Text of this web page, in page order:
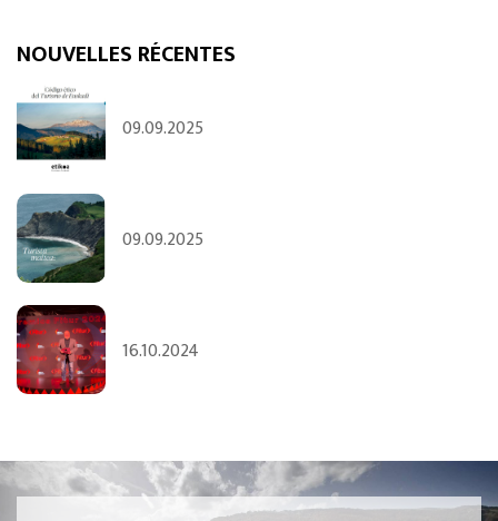
NOUVELLES RÉCENTES
09.09.2025
09.09.2025
16.10.2024